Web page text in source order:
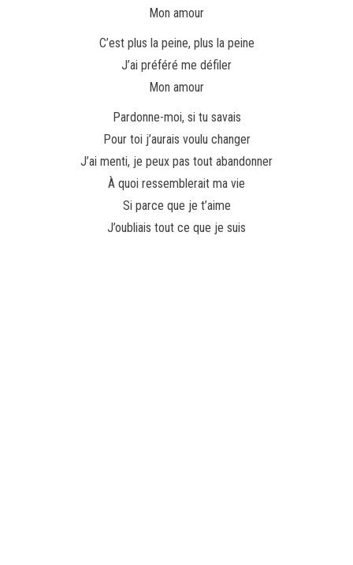
Mon amour
C’est plus la peine, plus la peine
J’ai préféré me défiler
Mon amour
Pardonne-moi, si tu savais
Pour toi j’aurais voulu changer
J’ai menti, je peux pas tout abandonner
À quoi ressemblerait ma vie
Si parce que je t’aime
J’oubliais tout ce que je suis